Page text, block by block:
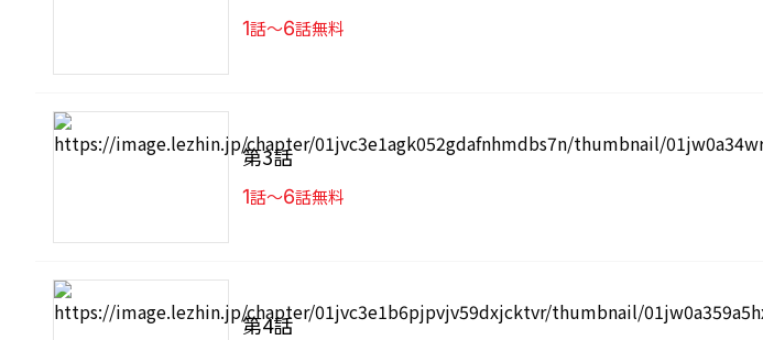
1話〜6話無料
第3話
1話〜6話無料
第4話